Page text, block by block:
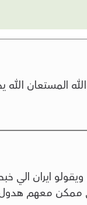
المستعان الله
ايران الي
ممكن معهم